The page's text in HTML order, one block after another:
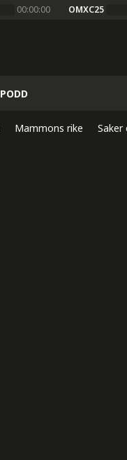
00:00:00 OMXC25
PODD
Mammons rike Saker